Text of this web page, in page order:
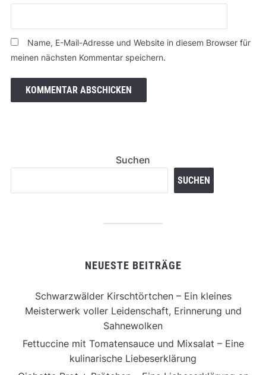
Name, E-Mail-Adresse und Website in diesem Browser für
meinen nächsten Kommentar speichern.
Suchen
SUCHEN
NEUESTE BEITRÄGE
Schwarzwälder Kirschtörtchen – Ein kleines
Meisterwerk voller Leidenschaft, Erinnerung und
Sahnewolken
Fettuccine mit Tomatensauce und Mixsalat – Eine
kulinarische Liebeserklärung